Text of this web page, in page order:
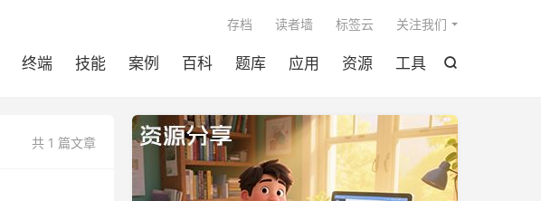

终端 技能 案例 百科 题库 应用 资源 工具
存档 读者墙 标签云 关注我们
共 1 篇文章